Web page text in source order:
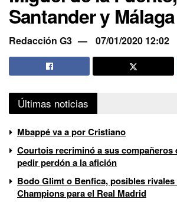
Santander y Málaga
Redacción G3 07/01/2020 12:02
Últimas noticias
Mbappé va a por Cristiano
Courtois recriminó a sus compañeros
pedir perdón a la afición
Bodo Glimt o Benfica, posibles
Champions para el Real Madrid